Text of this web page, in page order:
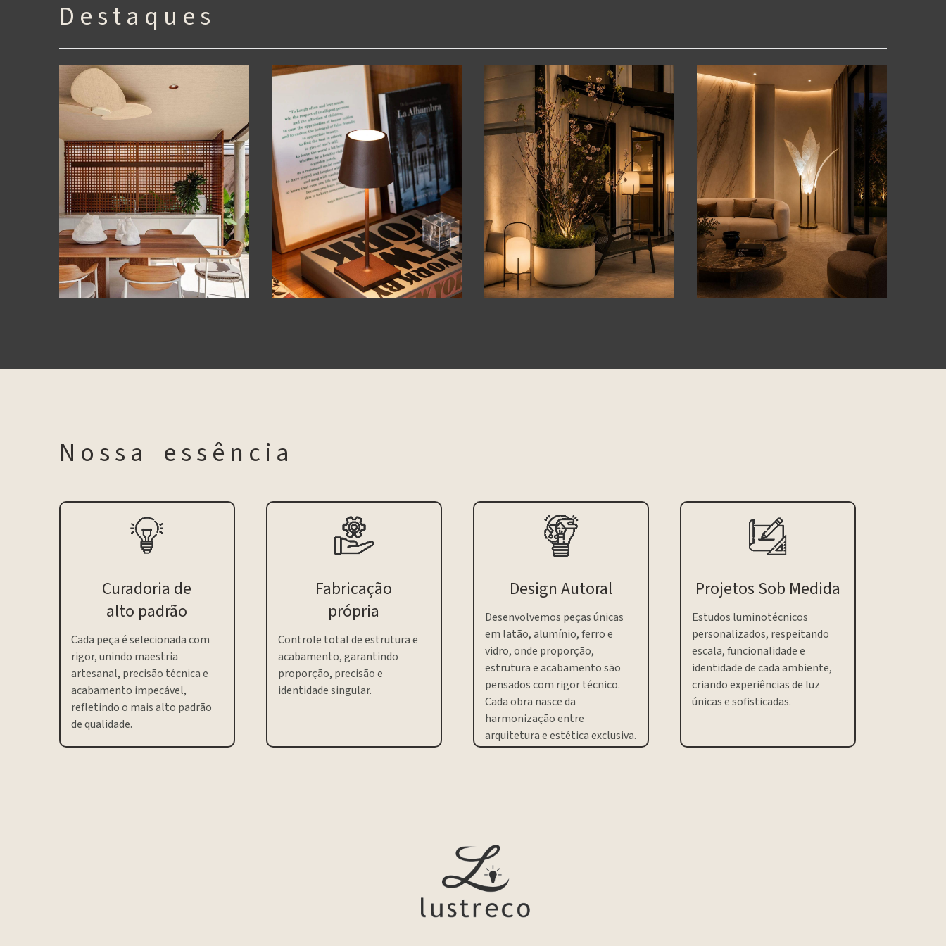
D e s t a q u e s
N o s s a e s s ê n c i a
Curadoria de
alto padrão
Cada peça é selecionada com
rigor, unindo maestria
artesanal, precisão técnica e
acabamento impecável,
refletindo o mais alto padrão
de qualidade.
Fabricação
própria
Controle total de estrutura e
acabamento, garantindo
proporção, precisão e
identidade singular.
Design Autoral
Desenvolvemos peças únicas
em latão, alumínio, ferro e
vidro, onde proporção,
estrutura e acabamento são
pensados com rigor técnico.
Cada obra nasce da
harmonização entre
arquitetura e estética exclusiva.
Projetos Sob Medida
Estudos luminotécnicos
personalizados, respeitando
escala, funcionalidade e
identidade de cada ambiente,
criando experiências de luz
únicas e sofisticadas.